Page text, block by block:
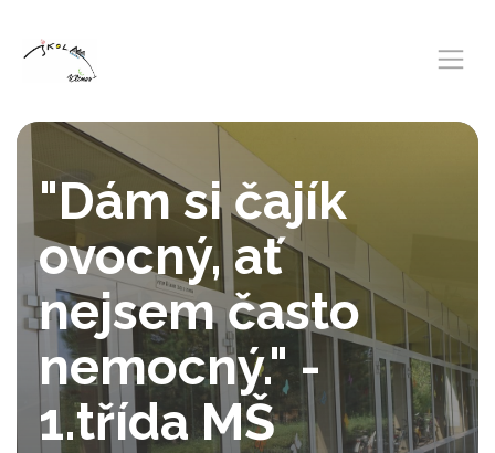
"Dám si čajík
ovocný, ať
nejsem často
nemocný." -
1.třída MŠ